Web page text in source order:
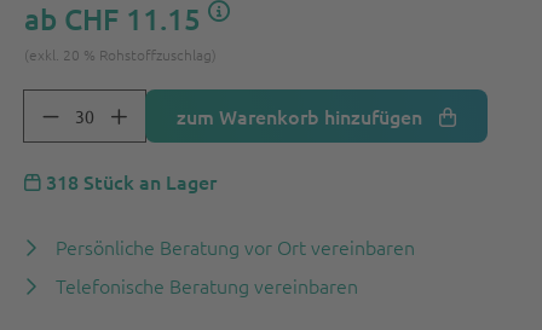
ab CHF 11.15
(exkl. 20 % Rohstoffzuschlag)
zum Warenkorb hinzufügen
318 Stück an Lager
Persönliche Beratung vor Ort vereinbaren
Telefonische Beratung vereinbaren